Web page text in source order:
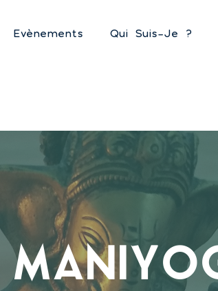
Evènements Qui Suis-Je ?